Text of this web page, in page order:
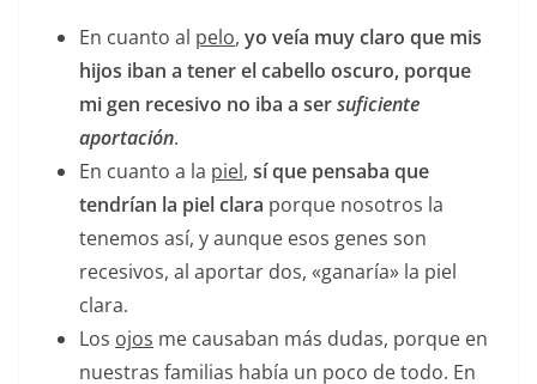
En cuanto al pelo, yo veía muy claro que mis
hijos iban a tener el cabello oscuro, porque
mi gen recesivo no iba a sersuficiente
aportación.
En cuanto a la piel, sí que pensaba que
tendrían la piel clara porque nosotros la
tenemos así, y aunque esos genes son
recesivos, al aportar dos, «ganaría» la piel
clara.
Los ojos me causaban más dudas, porque en
nuestras familias había un poco de todo. En